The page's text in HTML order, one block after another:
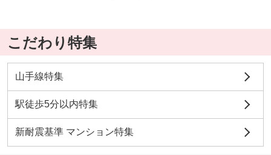
こだわり特集
山手線特集
駅徒歩5分以内特集
新耐震基準 マンション特集